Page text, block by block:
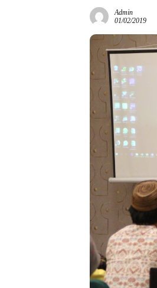
Admin
01/02/2019